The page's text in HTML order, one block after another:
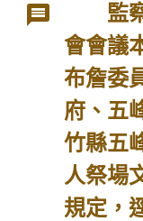
監察
會會議
布詹委
府、五
竹縣五
人祭場
規定，